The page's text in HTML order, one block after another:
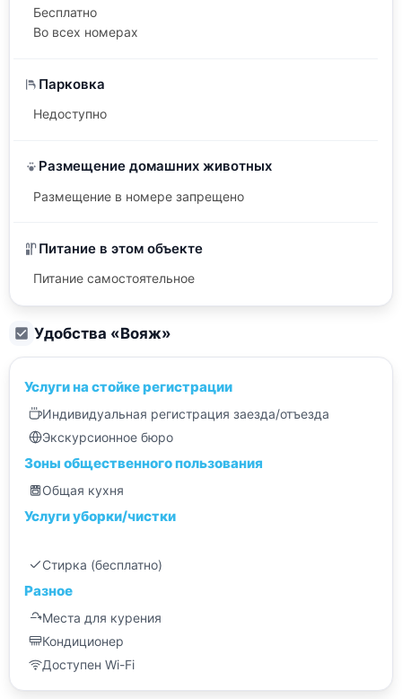
Бесплатно
Во всех номерах
Парковка
Недоступно
Размещение домашних животных
Размещение в номере запрещено
Питание в этом объекте
Питание самостоятельное
Удобства «Вояж»
Услуги на стойке регистрации
Индивидуальная регистрация заезда/отъезда
Экскурсионное бюро
Зоны общественного пользования
Общая кухня
Услуги уборки/чистки
Стирка (бесплатно)
Разное
Места для курения
Кондиционер
Доступен Wi-Fi